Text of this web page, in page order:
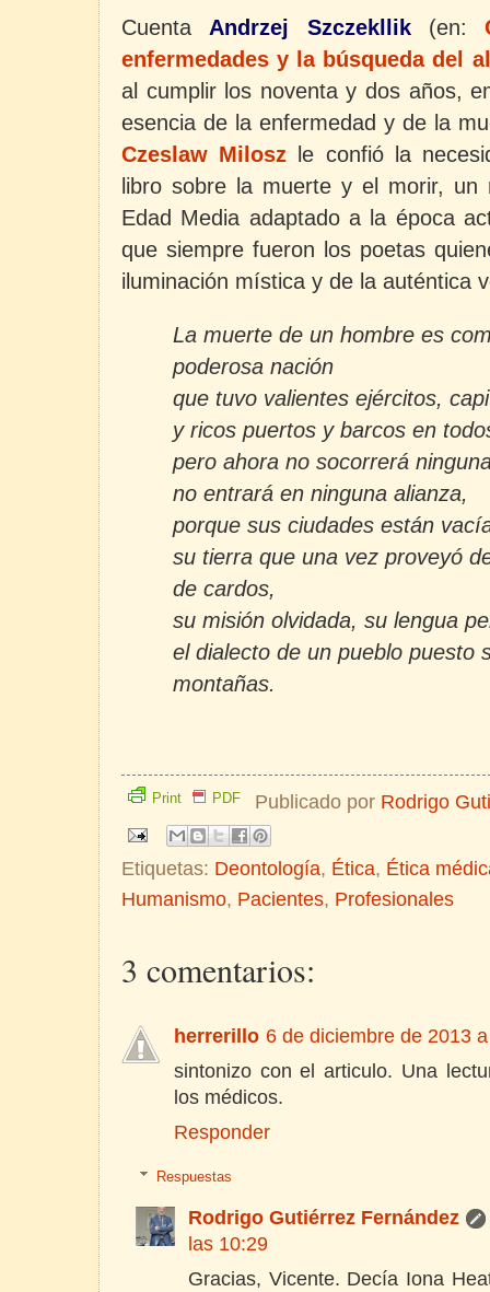
Cuenta Andrzej Szczekllik(en:
enfermedades y la búsqueda del
al cumplir los noventa y dos años,
esencia de la enfermedad y de la
Czeslaw Milosz le confió la
libro sobre la muerte y el morir,
Edad Media adaptado a la época
que siempre fueron los poetas
iluminación mística y de la auténtica
La muerte de un hombre es
poderosa nación
que tuvo valientes ejércitos,
y ricos puertos y barcos en
pero ahora no socorrerá
no entrará en ninguna alianza,
porque sus ciudades están
su tierra que una vez proveyó
de cardos,
su misión olvidada, su lengua
el dialecto de un pueblo puesto
montañas.
Print PDF Publicado por Rodrigo
Etiquetas: Deontología, Ética, Ética
Humanismo, Pacientes, Profesionales
3 comentarios:
herrerillo 6 de diciembre de 2013
sintonizo con el articulo. Una
los médicos.
Responder
Respuestas
Rodrigo Gutiérrez Fernández
las 10:29
Gracias, Vicente. Decía Iona